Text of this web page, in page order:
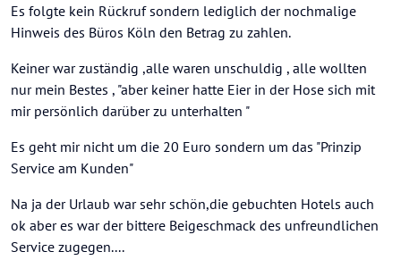
Es folgte kein Rückruf sondern lediglich der nochmalige
Hinweis des Büros Köln den Betrag zu zahlen.
Keiner war zuständig ,alle waren unschuldig , alle wollten
nur mein Bestes , "aber keiner hatte Eier in der Hose sich mit
mir persönlich darüber zu unterhalten "
Es geht mir nicht um die 20 Euro sondern um das "Prinzip
Service am Kunden"
Na ja der Urlaub war sehr schön,die gebuchten Hotels auch
ok aber es war der bittere Beigeschmack des unfreundlichen
Service zugegen....